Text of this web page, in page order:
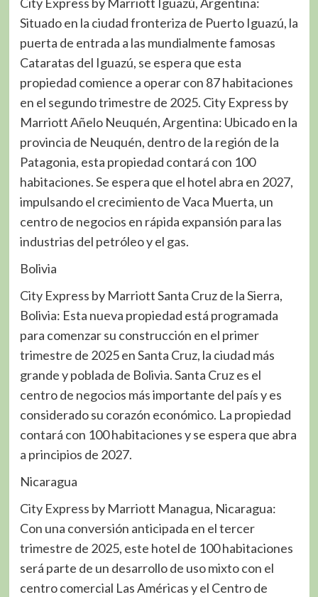
Situado en la ciudad fronteriza de Puerto Iguazú, la
puerta de entrada a las mundialmente famosas
Cataratas del Iguazú, se espera que esta
propiedad comience a operar con 87 habitaciones
en el segundo trimestre de 2025. City Express by
Marriott Añelo Neuquén, Argentina: Ubicado en la
provincia de Neuquén, dentro de la región de la
Patagonia, esta propiedad contará con 100
habitaciones. Se espera que el hotel abra en 2027,
impulsando el crecimiento de Vaca Muerta, un
centro de negocios en rápida expansión para las
industrias del petróleo y el gas.
Bolivia
City Express by Marriott Santa Cruz de la Sierra,
Bolivia: Esta nueva propiedad está programada
para comenzar su construcción en el primer
trimestre de 2025 en Santa Cruz, la ciudad más
grande y poblada de Bolivia. Santa Cruz es el
centro de negocios más importante del país y es
considerado su corazón económico. La propiedad
contará con 100 habitaciones y se espera que abra
a principios de 2027.
Nicaragua
City Express by Marriott Managua, Nicaragua:
Con una conversión anticipada en el tercer
trimestre de 2025, este hotel de 100 habitaciones
será parte de un desarrollo de uso mixto con el
centro comercial Las Américas y el Centro de